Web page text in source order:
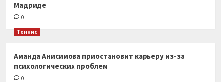
Мадриде
0
Теннис
Аманда Анисимова приостановит карьеру из-за
психологических проблем
0